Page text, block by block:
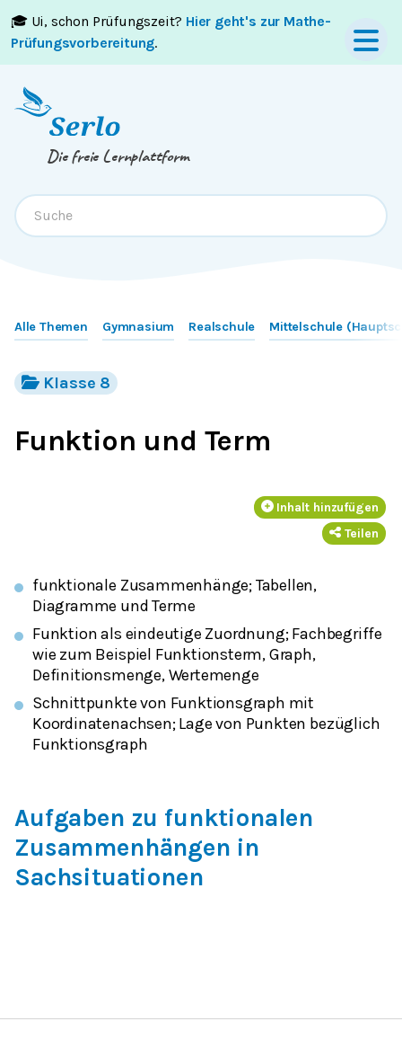
🎓 Ui, schon Prüfungszeit? Hier geht's zur Mathe-
Prüfungsvorbereitung.
Springe zumInhaltoderFooter
Die freie Lernplattform
Alle Themen Gymnasium Realschule Mittelschule
Klasse 8
Funktion und Term
Inhalt hinzufügen
Teilen
funktionale Zusammenhänge; Tabellen,
Diagramme und Terme
Funktion als eindeutige Zuordnung; Fachbegriffe
wie zum Beispiel Funktionsterm, Graph,
Definitionsmenge, Wertemenge
Schnittpunkte von Funktionsgraph mit
Koordinatenachsen; Lage von Punkten bezüglich
Funktionsgraph
Aufgaben zu funktionalen
Zusammenhängen in
Sachsituationen